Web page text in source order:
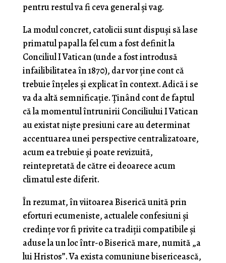
pentru restul va fi ceva general și vag.
La modul concret, catolicii sunt dispuși să lase
primatul papal la fel cum a fost definit la
Conciliul I Vatican (unde a fost introdusă
infailibilitatea în 1870), dar vor ține cont că
trebuie înțeles și explicat în context. Adică i se
va da altă semnificație. Ținând cont de faptul
că la momentul întrunirii Conciliului I Vatican
au existat niște presiuni care au determinat
accentuarea unei perspective centralizatoare,
acum ea trebuie și poate revizuită,
reintepretată de către ei deoarece acum
climatul este diferit.
În rezumat, în viitoarea Biserică unită prin
eforturi ecumeniste, actualele confesiuni și
credințe vor fi privite ca tradiții compatibile și
aduse la un loc într-o Biserică mare, numită „a
lui Hristos”. Va exista comuniune bisericească,